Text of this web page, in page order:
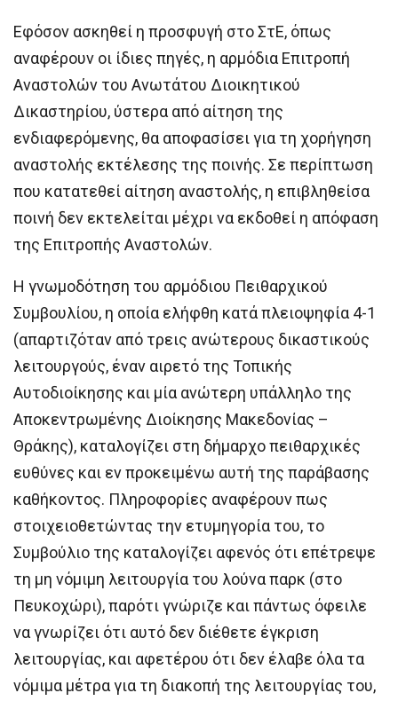
Εφόσον ασκηθεί η προσφυγή στο ΣτΕ, όπως
αναφέρουν οι ίδιες πηγές, η αρμόδια Επιτροπή
Αναστολών του Ανωτάτου Διοικητικού
Δικαστηρίου, ύστερα από αίτηση της
ενδιαφερόμενης, θα αποφασίσει για τη χορήγηση
αναστολής εκτέλεσης της ποινής. Σε περίπτωση
που κατατεθεί αίτηση αναστολής, η επιβληθείσα
ποινή δεν εκτελείται μέχρι να εκδοθεί η απόφαση
της Επιτροπής Αναστολών.
Η γνωμοδότηση του αρμόδιου Πειθαρχικού
Συμβουλίου, η οποία ελήφθη κατά πλειοψηφία 4-1
(απαρτιζόταν από τρεις ανώτερους δικαστικούς
λειτουργούς, έναν αιρετό της Τοπικής
Αυτοδιοίκησης και μία ανώτερη υπάλληλο της
Αποκεντρωμένης Διοίκησης Μακεδονίας –
Θράκης), καταλογίζει στη δήμαρχο πειθαρχικές
ευθύνες και εν προκειμένω αυτή της παράβασης
καθήκοντος. Πληροφορίες αναφέρουν πως
στοιχειοθετώντας την ετυμηγορία του, το
Συμβούλιο της καταλογίζει αφενός ότι επέτρεψε
τη μη νόμιμη λειτουργία του λούνα παρκ (στο
Πευκοχώρι), παρότι γνώριζε και πάντως όφειλε
να γνωρίζει ότι αυτό δεν διέθετε έγκριση
λειτουργίας, και αφετέρου ότι δεν έλαβε όλα τα
νόμιμα μέτρα για τη διακοπή της λειτουργίας του,